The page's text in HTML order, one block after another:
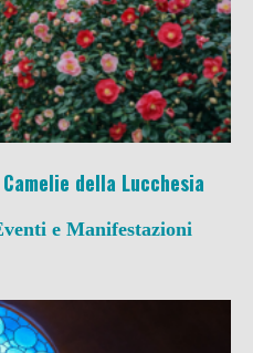
della Lucchesia
e Manifestazioni